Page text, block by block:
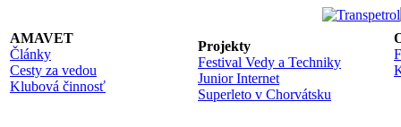
AMAVET
Články
Cesty za vedou
Klubová činnosť
Projekty
Festival Vedy a Techniky
Junior Internet
Superleto v Chorvátsku